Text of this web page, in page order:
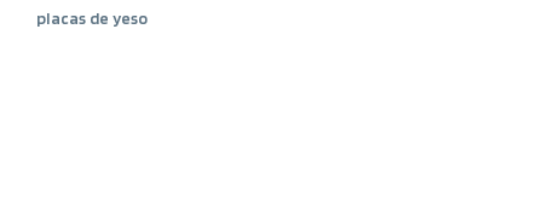
placas de yeso